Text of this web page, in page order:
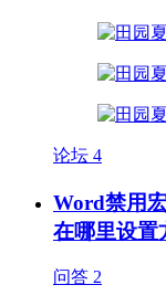
论坛 4
Word禁用
在哪里设置
问答 2